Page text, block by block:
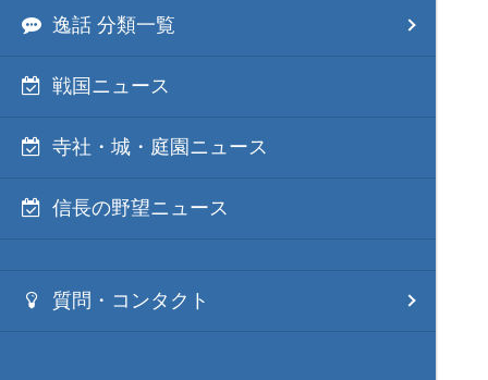
逸話 分類一覧
戦国ニュース
寺社・城・庭園ニュース
信長の野望ニュース
質問・コンタクト